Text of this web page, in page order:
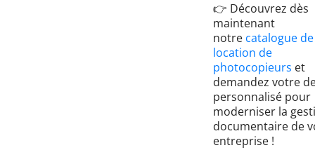
👉 Découvrez dès
maintenant
notre catalogue de
location de
photocopieurs et
demandez votre
personnalisé pour
moderniser la
documentaire de
entreprise !